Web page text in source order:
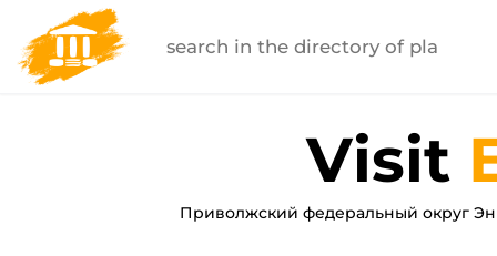
Visit
Приволжский федеральный округ